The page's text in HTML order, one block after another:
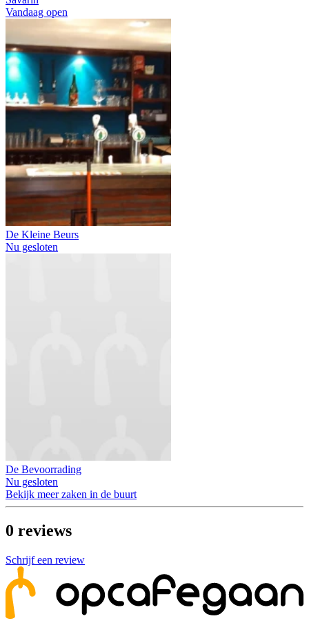
Vandaag open
De Kleine Beurs
Nu gesloten
De Bevoorrading
Nu gesloten
Bekijk meer zaken in de buurt
0 reviews
Schrijf een review